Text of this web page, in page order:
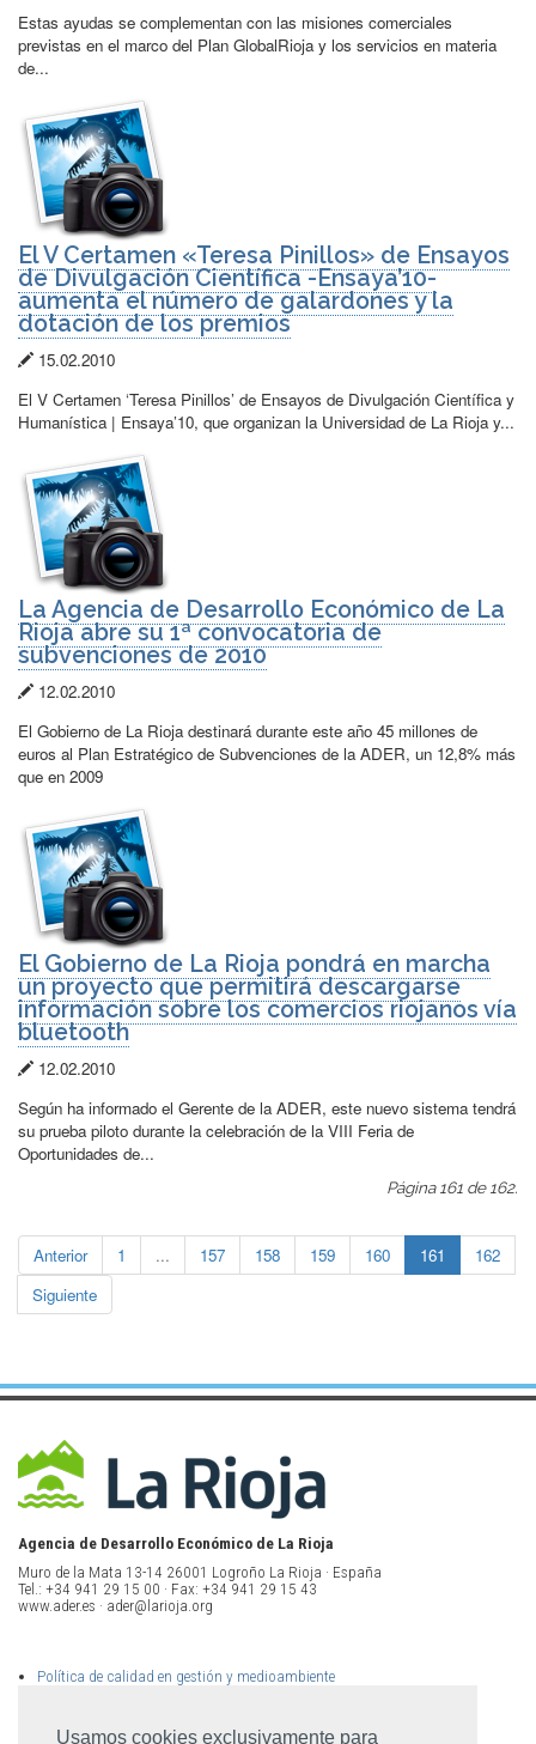
Usamos cookies exclusivamente para
de
publicación:
Estas ayudas se complementan con las misiones comerciales
previstas en el marco del Plan GlobalRioja y los servicios en materia
de...
El V Certamen «Teresa Pinillos» de Ensayos
de Divulgación Científica -Ensaya’10-
aumenta el número de galardones y la
dotación de los premios
Fecha
de
publicación:
15.02.2010
El V Certamen ‘Teresa Pinillos’ de Ensayos de Divulgación Científica y
Humanística | Ensaya’10, que organizan la Universidad de La Rioja y...
La Agencia de Desarrollo Económico de La
Rioja abre su 1ª convocatoria de
subvenciones de 2010
Fecha
de
publicación:
12.02.2010
El Gobierno de La Rioja destinará durante este año 45 millones de
euros al Plan Estratégico de Subvenciones de la ADER, un 12,8% más
que en 2009
El Gobierno de La Rioja pondrá en marcha
un proyecto que permitirá descargarse
información sobre los comercios riojanos vía
bluetooth
Fecha
de
publicación:
12.02.2010
Según ha informado el Gerente de la ADER, este nuevo sistema tendrá
su prueba piloto durante la celebración de la VIII Feria de
Oportunidades de...
Página 161 de 162.
Anterior 1 ... 157 158 159 160 161
162
Siguiente
Agencia de Desarrollo Económico de La Rioja
Muro de la Mata 13-14 26001 Logroño La Rioja · España
Tel.: +34 941 29 15 00 · Fax: +34 941 29 15 43
www.ader.es · ader@larioja.org
Política de calidad en gestión y medioambiente
Mapa del sitio